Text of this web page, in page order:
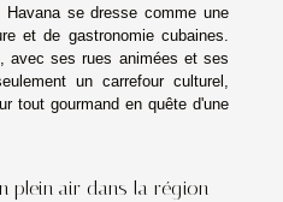
se dresse comme une
et de gastronomie cubaines.
avec ses rues animées et ses
un carrefour culturel,
tout gourmand en quête d'une
plein air dans la région